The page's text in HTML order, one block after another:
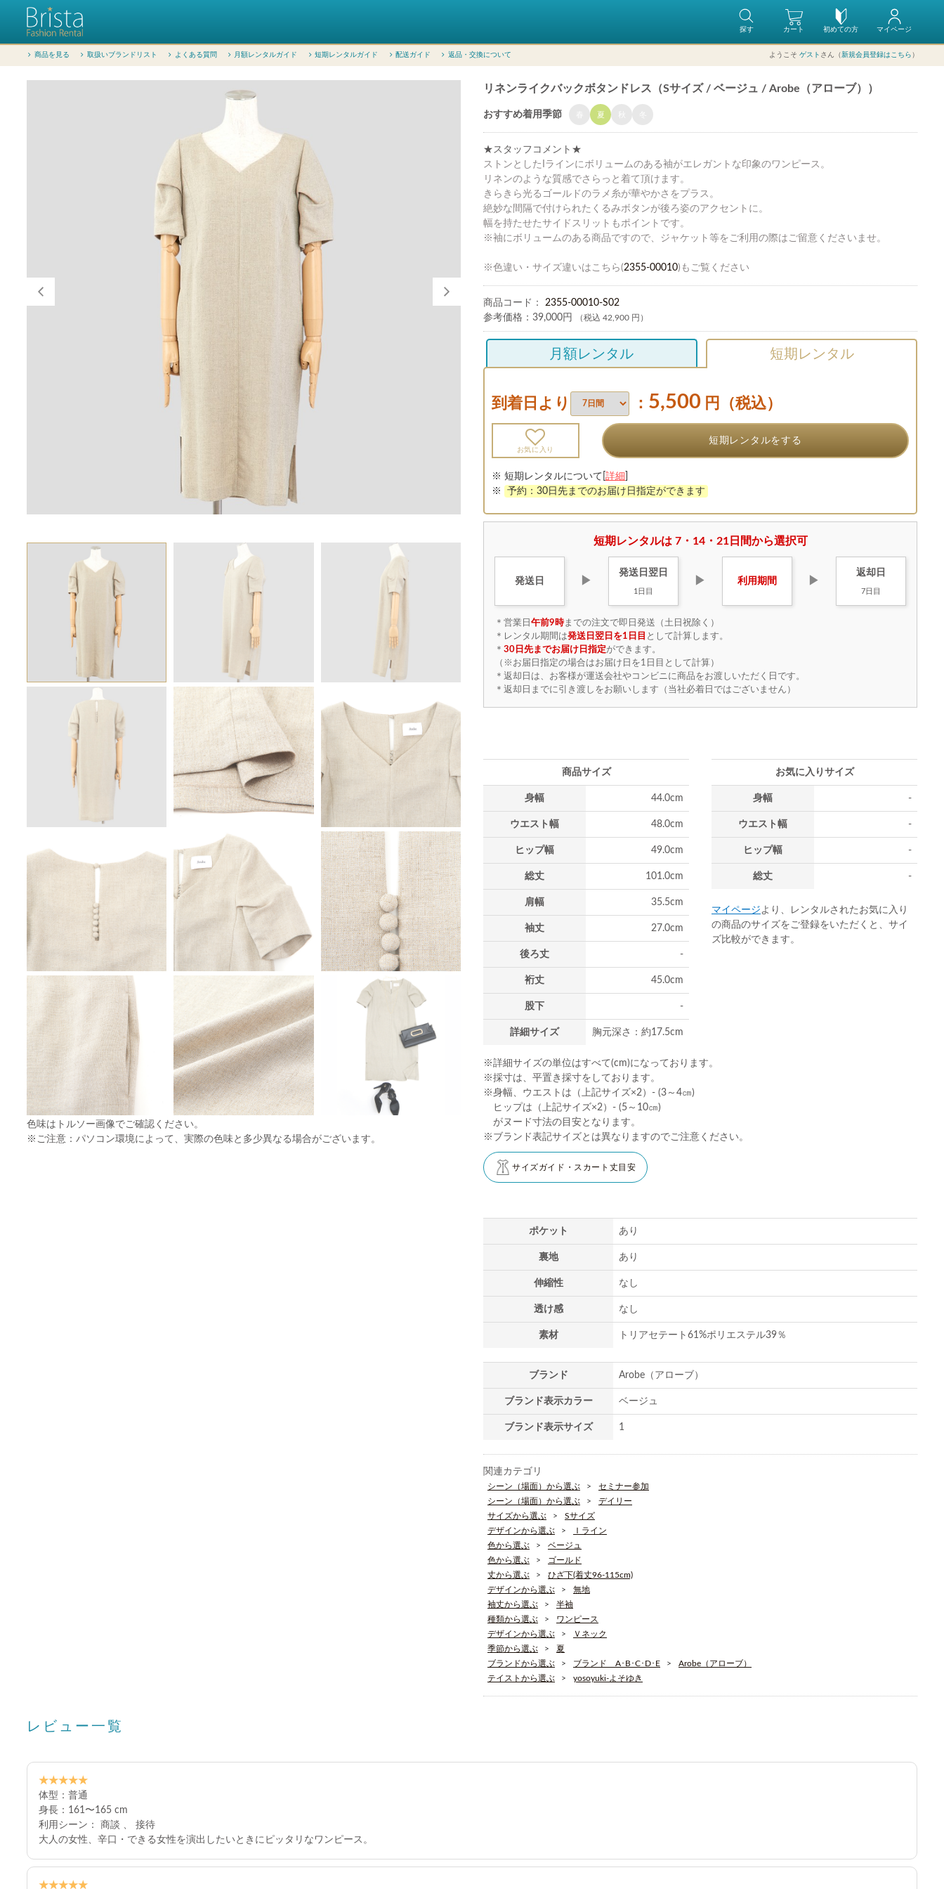
初めての方
カート マイページ
探す
商品を見る 取扱いブランドリスト よくある質問 月額レンタルガイド 短期レンタルガイド 配送ガイド 返品・交換について ようこそ ゲスト さん（新規会員登録はこちら ）
色味はトルソー画像でご確認ください。
※ご注意：パソコン環境によって、実際の色味と多少異なる場合がございます。
リネンライクバックボタンドレス（Sサイズ / ベージュ / Arobe（アローブ））
おすすめ着用季節 夏
★スタッフコメント★
ストンとしたIラインにボリュームのある袖がエレガントな印象のワンピース。
リネンのような質感でさらっと着て頂けます。
きらきら光るゴールドのラメ糸が華やかさをプラス。
絶妙な間隔で付けられたくるみボタンが後ろ姿のアクセントに。
幅を持たせたサイドスリットもポイントです。
※袖にボリュームのある商品ですので、ジャケット等をご利用の際はご留意くださいませ。
※色違い・サイズ違いはこちら(2355-00010)もご覧ください
商品コード： 2355-00010-S02
参考価格： 39,000円 （税込 42,900 円）
月額レンタル 短期レンタル
到着日より ： 5,500 円（税込）
お気に入り
短期レンタルをする
※ 短期レンタルについて[ 詳細
※
予約：30日先までのお届け日指定ができます
短期レンタルは 7・14・21日間から選択可
発送日 ▶
発送日 翌日
1日目
▶ 利用期間 ▶
返却日
7日目
＊営業日 午前9時までの注文で即日発送（土日祝除く）
＊レンタル期間は発送日翌日を1日目 として計算します。
＊ 30日先までお届け日指定ができます。
（※お届日指定の場合はお届け日を1日目として計算）
＊返却日は、お客様が運送会社やコンビニに商品をお渡しいただく日です。
＊返却日までに引き渡しをお願いします（当社必着日ではございません）
商品サイズ
身幅 44.0cm
ウエスト幅 48.0cm
ヒップ幅 49.0cm
総丈 101.0cm
肩幅 35.5cm
袖丈 27.0cm
後ろ丈 -
裄丈 45.0cm
股下 -
詳細サイズ 胸元深さ：約17.5cm
お気に入りサイズ
身幅 -
ウエスト幅 -
ヒップ幅 -
総丈 -
マイページより、レンタルされたお気に入り
の商品のサイズをご登録をいただくと、サイ
ズ比較ができます。
※詳細サイズの単位はすべて(cm)になっております。
※採寸は、平置き採寸をしております。
※身幅、ウエストは（上記サイズ×2）- (3～4㎝)
ヒップは（上記サイズ×2）- (5～10㎝)
がヌード寸法の目安となります。
※ブランド表記サイズとは異なりますのでご注意ください。
サイズガイド・スカート丈目安
ポケット あり
裏地 あり
伸縮性 なし
透け感 なし
素材 トリアセテート61%ポリエステル39％
ブランド Arobe（アローブ）
ブランド表示カラー ベージュ
ブランド表示サイズ 1
関連カテゴリ
シーン（場面）から選ぶ
セミナー参加
シーン（場面）から選ぶ
デイリー
サイズから選ぶ
Sサイズ
デザインから選ぶ
Ｉライン
色から選ぶ
ベージュ
色から選ぶ
ゴールド
丈から選ぶ
ひざ下(着丈96-115cm)
デザインから選ぶ
無地
袖丈から選ぶ
半袖
種類から選ぶ
ワンピース
デザインから選ぶ
Ｖネック
季節から選ぶ
夏
ブランドから選ぶ
ブランド A･B･C･D･E
Arobe（アローブ）
テイストから選ぶ
yosoyuki-よそゆき
レビュー一覧
★★★★★
体型：普通
身長：161〜165 cm
利用シーン： 商談 、 接待
大人の女性、辛口・できる女性を演出したいときにピッタリなワンピース。
★★★★★